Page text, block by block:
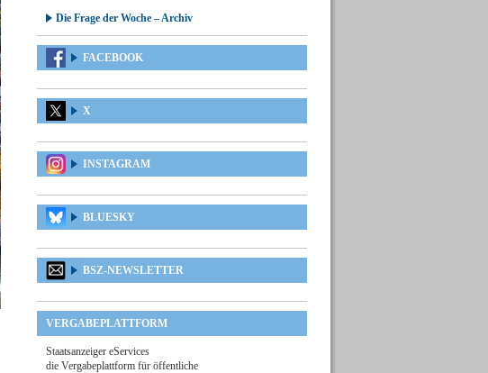
Die Frage der Woche – Archiv
FACEBOOK
X
INSTAGRAM
BLUESKY
BSZ-NEWSLETTER
VERGABEPLATTFORM
Staatsanzeiger eServices
die Vergabeplattform für öffentliche